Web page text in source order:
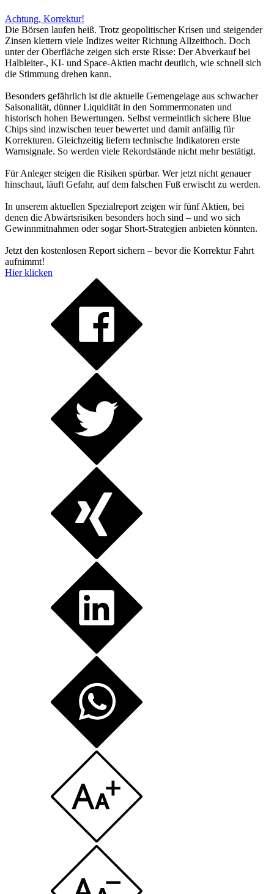
Achtung, Korrektur!
Die Börsen laufen heiß. Trotz geopolitischer Krisen und steigender
Zinsen klettern viele Indizes weiter Richtung Allzeithoch. Doch
unter der Oberfläche zeigen sich erste Risse: Der Abverkauf bei
Halbleiter-, KI- und Space-Aktien macht deutlich, wie schnell sich
die Stimmung drehen kann.
Besonders gefährlich ist die aktuelle Gemengelage aus schwacher
Saisonalität, dünner Liquidität in den Sommermonaten und
historisch hohen Bewertungen. Selbst vermeintlich sichere Blue
Chips sind inzwischen teuer bewertet und damit anfällig für
Korrekturen. Gleichzeitig liefern technische Indikatoren erste
Warnsignale. So werden viele Rekordstände nicht mehr bestätigt.
Für Anleger steigen die Risiken spürbar. Wer jetzt nicht genauer
hinschaut, läuft Gefahr, auf dem falschen Fuß erwischt zu werden.
In unserem aktuellen Spezialreport zeigen wir fünf Aktien, bei
denen die Abwärtsrisiken besonders hoch sind – und wo sich
Gewinnmitnahmen oder sogar Short-Strategien anbieten könnten.
Jetzt den kostenlosen Report sichern – bevor die Korrektur Fahrt
aufnimmt!
Hier klicken